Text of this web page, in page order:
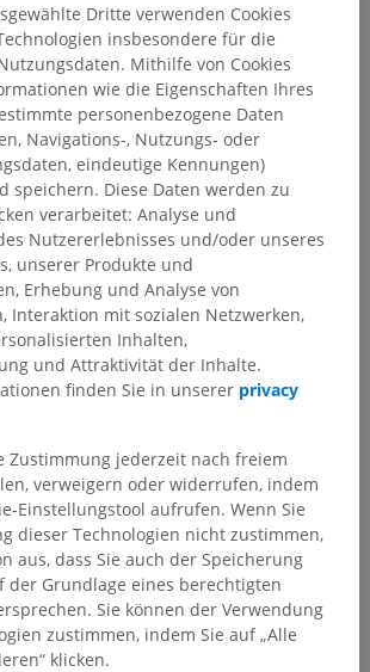
Strukturen:Für dieses anatomische
zugehörigen Strukturen
Anatomie bei
Fehler gefunden?
vorschlagen.
Ein Problem melden
Dritte verwenden Cookies
insbesondere für die
Mithilfe von Cookies
wie die Eigenschaften Ihres
personenbezogene Daten
Navigations-, Nutzungs- oder
eindeutige Kennungen)
speichern. Diese Daten werden zu
verarbeitet: Analyse und
Nutzererlebnisses und/oder unseres
unserer Produkte und
Erhebung und Analyse von
Interaktion mit sozialen Netzwerken,
Inhalten,
und Attraktivität der Inhalte.
finden Sie in unserer privacy
Zustimmung jederzeit nach freiem
verweigern oder widerrufen, indem
Einstellungstool aufrufen. Wenn Sie
dieser Technologien nicht zustimmen,
aus, dass Sie auch der Speicherung
der Grundlage eines berechtigten
Sie können der Verwendung
zustimmen, indem Sie auf „Alle
klicken.